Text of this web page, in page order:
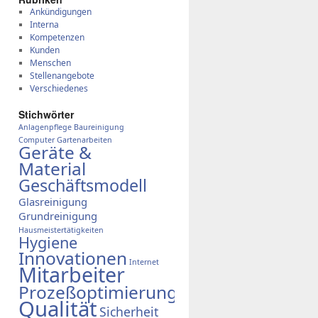
Ankündigungen
Interna
Kompetenzen
Kunden
Menschen
Stellenangebote
Verschiedenes
Stich­wör­ter
Anlagenpflege Baureinigung
Computer Gartenarbeiten
Geräte &
Material
Geschäftsmodell
Glasreinigung
Grundreinigung
Hausmeistertätigkeiten
Hygiene
Innovationen Internet
Mitarbeiter
Prozeßoptimierung
Qualität Sicherheit